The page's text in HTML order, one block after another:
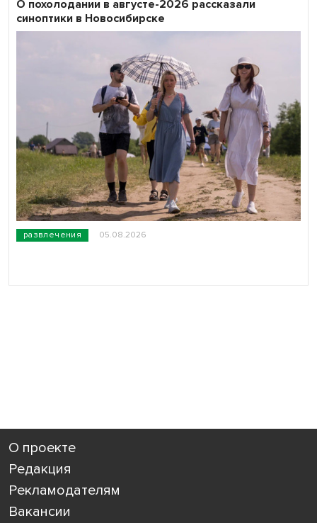
развлечения 05.08.2026
О похолодании в августе-2026 рассказали
синоптики в Новосибирске
О проекте
Редакция
Рекламодателям
Вакансии